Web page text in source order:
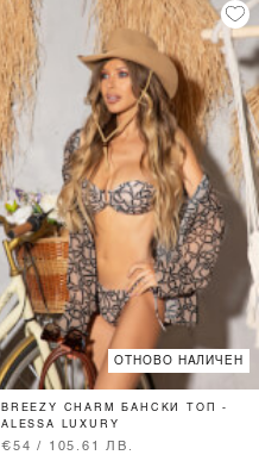
ОТНОВО НАЛИЧЕН
BREEZY CHARM БАНСКИ ТОП -
ALESSA LUXURY
€54 / 105.61 ЛВ.